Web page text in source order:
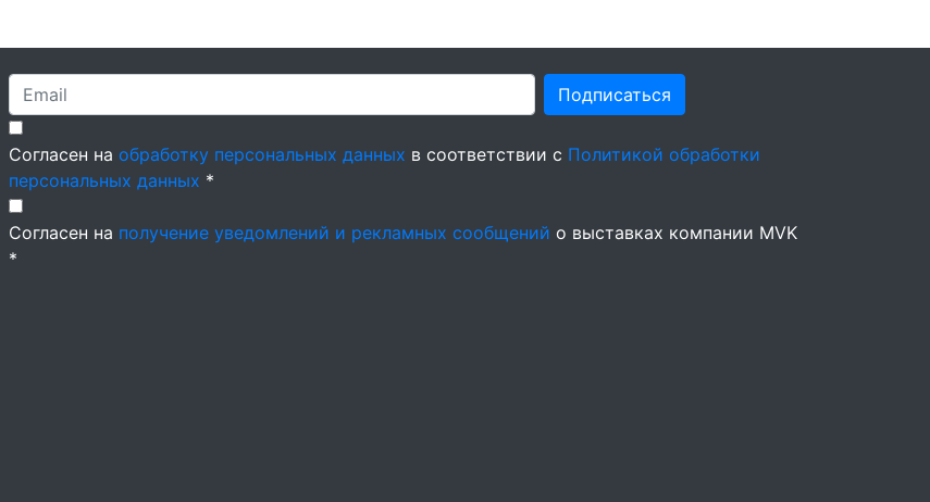
Подписаться
Согласен на обработку персональных данных в соответствии с Политикой обработки
персональных данных *
Согласен на получение уведомлений и рекламных сообщений о выставках компании MVK
*